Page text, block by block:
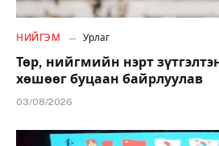
НИЙГЭМ Урлаг
Төр, нийгмийн нэрт
хөшөөг буцаан байрлуулав
03/08/2026